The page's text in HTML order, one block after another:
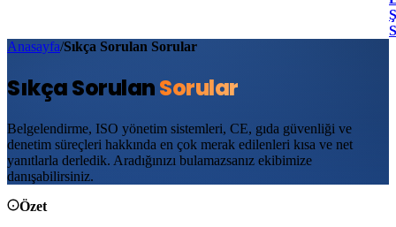
Anasayfa/Sıkça Sorulan Sorular
Sıkça SorulanSorular
Belgelendirme, ISO yönetim sistemleri, CE, gıda güvenliği ve
denetim süreçleri hakkında en çok merak edilenleri kısa ve net
yanıtlarla derledik. Aradığınızı bulamazsanız ekibimize
danışabilirsiniz.
Özet